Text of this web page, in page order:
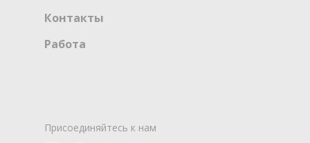
Контакты
Работа
Присоединяйтесь к нам